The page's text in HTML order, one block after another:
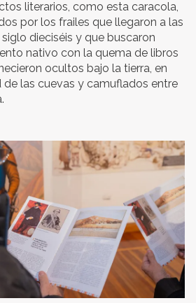
literarios, como esta caracola,
por los frailes que llegaron a las
dieciséis y que buscaron
nativo con la quema de libros
ocultos bajo la tierra, en
las cuevas y camuflados entre